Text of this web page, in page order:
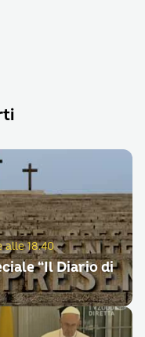
alle 18.40
“Il Diario di